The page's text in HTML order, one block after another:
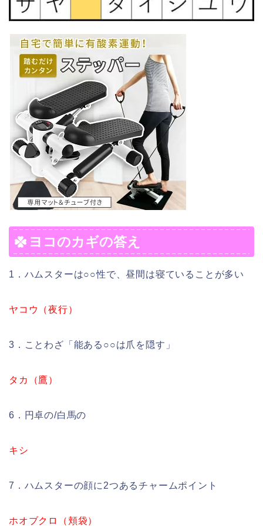
ヨコのカギの答え
1．ハムスターは○○性で、昼間は寝ていることが多い
ヤコウ（夜行）
3．ことわざ「能ある○○は爪を隠す」
タカ（鷹）
6．円卓の/白馬の
キシ
7．ハムスターの顔に2つあるチャームポイント
ホオブクロ（頬袋）